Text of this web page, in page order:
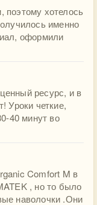
хотелось
именно
оформили
ресурс, и в
Уроки четкие,
40 минут во
Comfort M в
, но то было
наволочки .Они